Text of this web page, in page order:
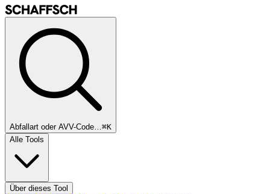
Abfallart oder AVV-Code…⌘K
Alle Tools
Über dieses Tool